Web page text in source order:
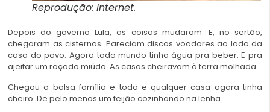
Reprodução: Internet.
Depois do governo Lula, as coisas mudaram. E, no sertão,
chegaram as cisternas. Pareciam discos voadores ao lado da
casa do povo. Agora todo mundo tinha água pra beber. E pra
ajeitar um roçado miúdo. As casas cheiravam à terra molhada.
Chegou o bolsa família e toda e qualquer casa agora tinha
cheiro. De pelo menos um feijão cozinhando na lenha.